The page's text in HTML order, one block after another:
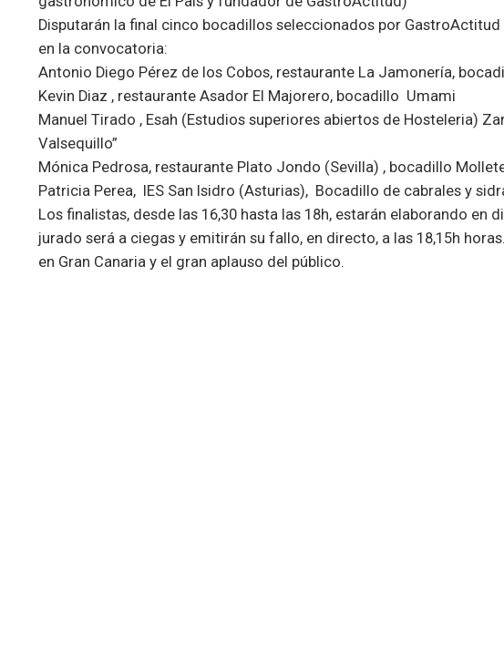
Disputarán la final cinco bocadillos seleccionados por
en la convocatoria:
Antonio Diego Pérez de los Cobos, restaurante La Jamonería,
Kevin Diaz , restaurante Asador El Majorero, bocadillo Umami
Manuel Tirado , Esah (Estudios superiores abiertos de Hosteleria)
Valsequillo”
Mónica Pedrosa, restaurante Plato Jondo (Sevilla) , bocadillo
Patricia Perea, IES San Isidro (Asturias), Bocadillo de cabrales y
Los finalistas, desde las 16,30 hasta las 18h, estarán elaborando
jurado será a ciegas y emitirán su fallo, en directo, a las 18,15h horas.
en Gran Canaria y el gran aplauso del público.